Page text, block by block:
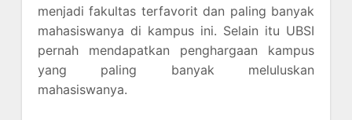
menjadi fakultas terfavorit dan paling banyak
mahasiswanya di kampus ini. Selain itu UBSI
pernah mendapatkan penghargaan kampus
yang paling banyak meluluskan
mahasiswanya.